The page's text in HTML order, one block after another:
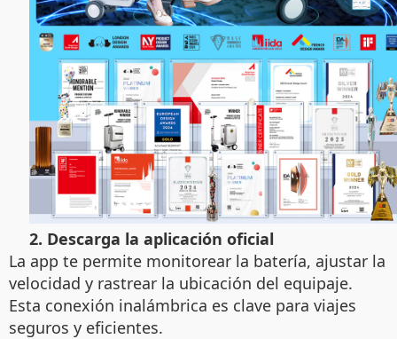
2. Descarga la aplicación oficial
La app te permite monitorear la batería, ajustar la
velocidad y rastrear la ubicación del equipaje.
Esta conexión inalámbrica es clave para viajes
seguros y eficientes.